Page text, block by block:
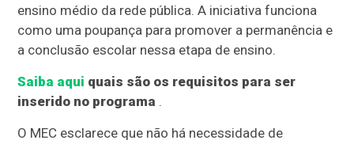
ensino médio da rede pública. A iniciativa funciona
como uma poupança para promover a permanência e
a conclusão escolar nessa etapa de ensino.
Saiba aqui quais são os requisitos para ser
inserido no programa .
O MEC esclarece que não há necessidade de